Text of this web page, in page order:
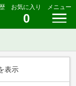
お気に入り
0
メニュー
表示